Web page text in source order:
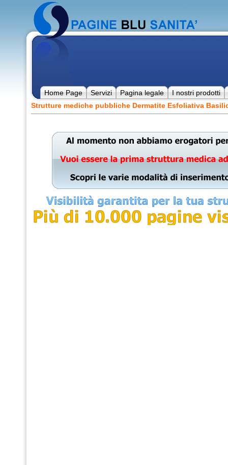
Home Page Servizi Pagina legale
I nostri prodotti
Strutture mediche pubbliche Dermatite Esfoliativa